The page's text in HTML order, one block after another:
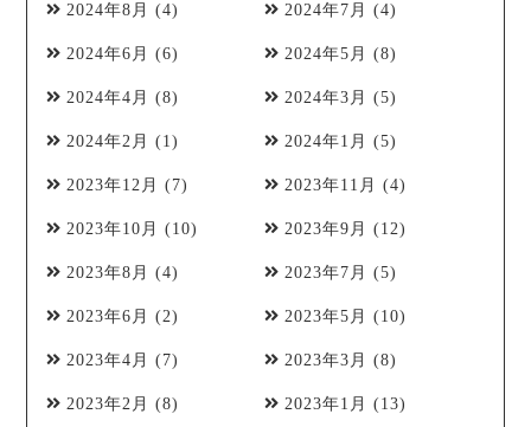
2024年8月 (4) 2024年7月 (4)
2024年6月 (6) 2024年5月 (8)
2024年4月 (8) 2024年3月 (5)
2024年2月 (1) 2024年1月 (5)
2023年12月 (7) 2023年11月 (4)
2023年10月 (10) 2023年9月 (12)
2023年8月 (4) 2023年7月 (5)
2023年6月 (2) 2023年5月 (10)
2023年4月 (7) 2023年3月 (8)
2023年2月 (8) 2023年1月 (13)